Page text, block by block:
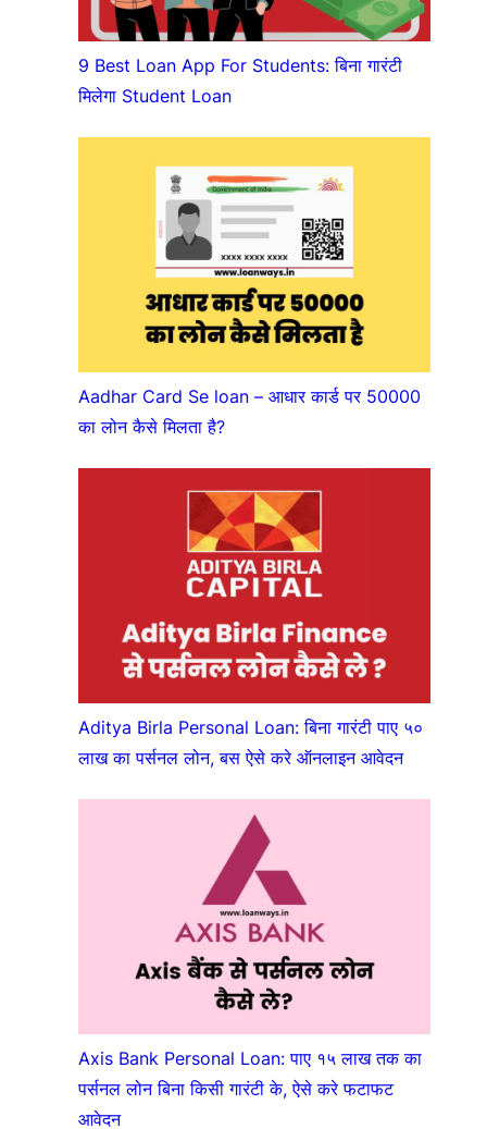
9 Best Loan App For Students: बिना गारंटी
मिलेगा Student Loan
Aadhar Card Se loan – आधार कार्ड पर 50000
का लोन कैसे मिलता है?
Aditya Birla Personal Loan: बिना गारंटी पाए ५०
लाख का पर्सनल लोन, बस ऐसे करे ऑनलाइन आवेदन
Axis Bank Personal Loan: पाए १५ लाख तक का
पर्सनल लोन बिना किसी गारंटी के, ऐसे करे फटाफट
आवेदन